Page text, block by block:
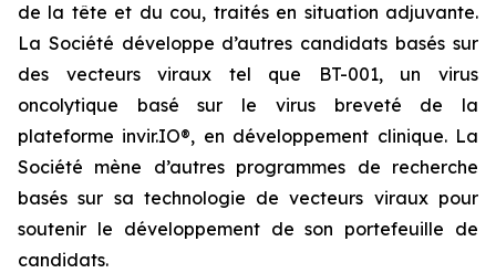
de la tête et du cou, traités en situation adjuvante.
La Société développe d’autres candidats basés sur
des vecteurs viraux tel que BT-001, un virus
oncolytique basé sur le virus breveté de la
plateforme invir.IO®, en développement clinique. La
Société mène d’autres programmes de recherche
basés sur sa technologie de vecteurs viraux pour
soutenir le développement de son portefeuille de
candidats.